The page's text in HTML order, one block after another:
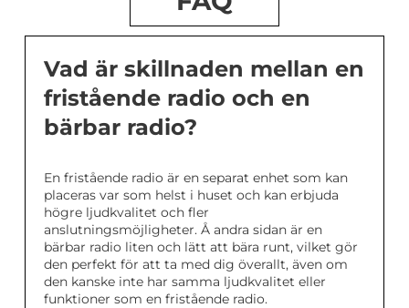
Vad är skillnaden mellan en
fristående radio och en
bärbar radio?
En fristående radio är en separat enhet som kan
placeras var som helst i huset och kan erbjuda
högre ljudkvalitet och fler
anslutningsmöjligheter. Å andra sidan är en
bärbar radio liten och lätt att bära runt, vilket gör
den perfekt för att ta med dig överallt, även om
den kanske inte har samma ljudkvalitet eller
funktioner som en fristående radio.